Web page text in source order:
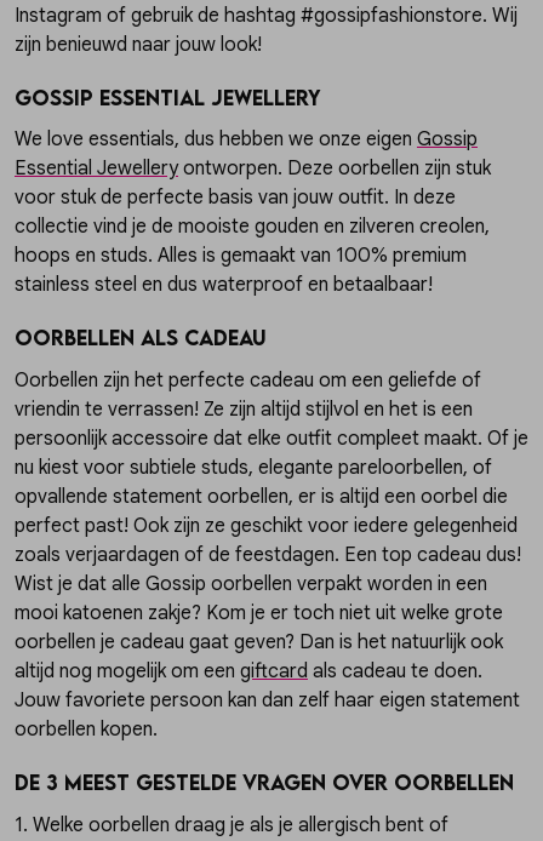
Instagram of gebruik de hashtag #gossipfashionstore. Wij
zijn benieuwd naar jouw look!
Gossip Essential Jewellery
We love essentials, dus hebben we onze eigen Gossip
Essential Jewelleryontworpen. Deze oorbellen zijn stuk
voor stuk de perfecte basis van jouw outfit. In deze
collectie vind je de mooiste gouden en zilveren creolen,
hoops en studs. Alles is gemaakt van 100% premium
stainless steel en dus waterproof en betaalbaar!
Oorbellen als cadeau
Oorbellen zijn het perfecte cadeau om een geliefde of
vriendin te verrassen! Ze zijn altijd stijlvol en het is een
persoonlijk accessoire dat elke outfit compleet maakt. Of je
nu kiest voor subtiele studs, elegante pareloorbellen, of
opvallende statement oorbellen, er is altijd een oorbel die
perfect past! Ook zijn ze geschikt voor iedere gelegenheid
zoals verjaardagen of de feestdagen. Een top cadeau dus!
Wist je dat alle Gossip oorbellen verpakt worden in een
mooi katoenen zakje? Kom je er toch niet uit welke grote
oorbellen je cadeau gaat geven? Dan is het natuurlijk ook
altijd nog mogelijk om een giftcard als cadeau te doen.
Jouw favoriete persoon kan dan zelf haar eigen statement
oorbellen kopen.
De 3 meest gestelde vragen over oorbellen
1. Welke oorbellen draag je als je allergisch bent of